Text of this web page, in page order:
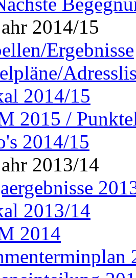
2014/15
Ergebnisse
2014/15
2015 /
2014/15
2013/14
2013/14
2014